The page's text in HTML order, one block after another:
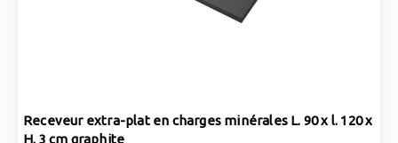
Receveur extra-plat en charges minérales L. 90 x l. 120 x
H. 3 cm graphite